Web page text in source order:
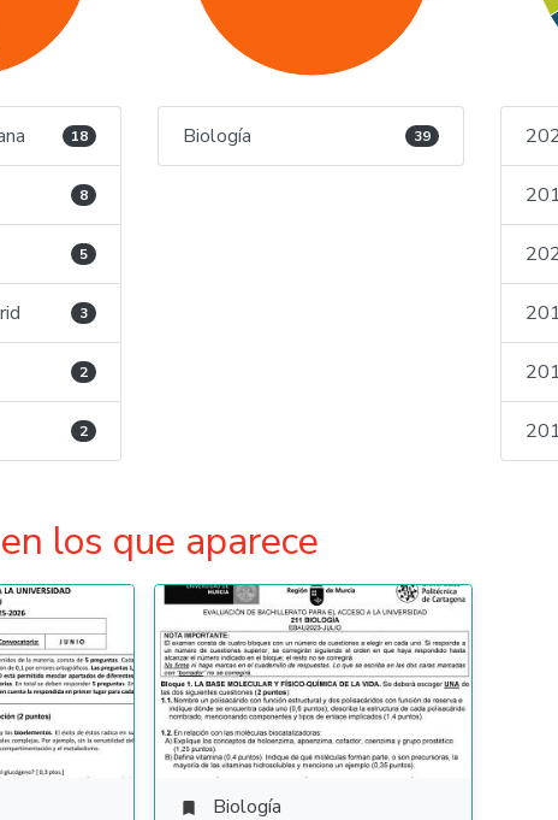
18
8
5
3
2
2
Biología 39
los que aparece
 Biología